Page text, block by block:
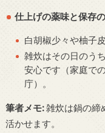
仕上げの薬味と保存
白胡椒少々や柚子
雑炊はその日のう
安心です（家庭で
庁）。
筆者メモ:雑炊は鍋の締
活かせます。